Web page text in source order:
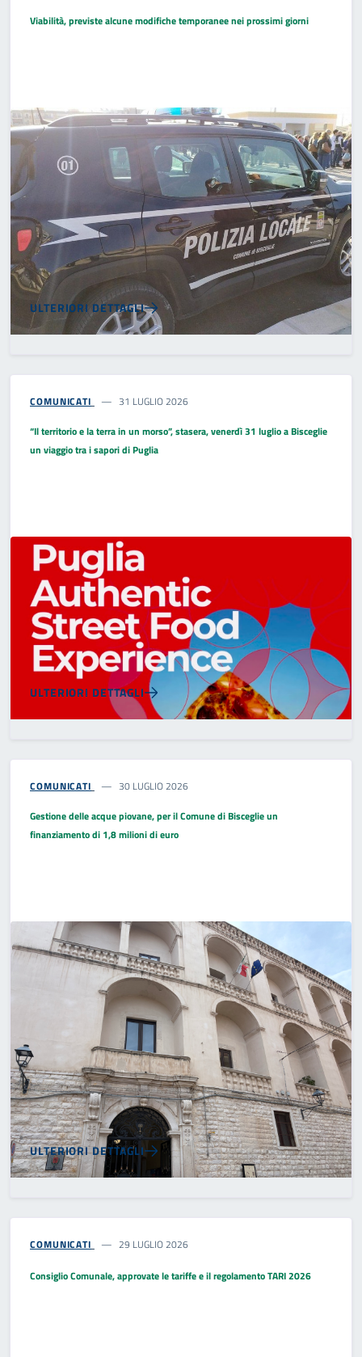
Viabilità, previste alcune modifiche temporanee nei prossimi giorni
ULTERIORI DETTAGLI
COMUNICATI
31 LUGLIO 2026
“Il territorio e la terra in un morso”, stasera, venerdì 31 luglio a Bisceglie
un viaggio tra i sapori di Puglia
ULTERIORI DETTAGLI
COMUNICATI
30 LUGLIO 2026
Gestione delle acque piovane, per il Comune di Bisceglie un
finanziamento di 1,8 milioni di euro
ULTERIORI DETTAGLI
COMUNICATI 29 LUGLIO 2026
Consiglio Comunale, approvate le tariffe e il regolamento TARI 2026